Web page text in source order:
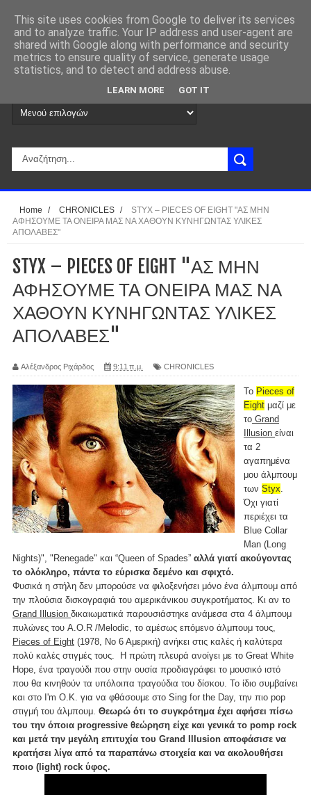
Home / CHRONICLES /
STYX – PIECES OF EIGHT "ΑΣ ΜΗΝ
ΑΦΗΣΟΥΜΕ ΤΑ ΟΝΕΙΡΑ ΜΑΣ ΝΑ ΧΑΘΟΥΝ ΚΥΝΗΓΩΝΤΑΣ ΥΛΙΚΕΣ
ΑΠΟΛΑΒΕΣ"
STYX – PIECES OF EIGHT "ΑΣ ΜΗΝ
ΑΦΗΣΟΥΜΕ ΤΑ ΟΝΕΙΡΑ ΜΑΣ ΝΑ
ΧΑΘΟΥΝ ΚΥΝΗΓΩΝΤΑΣ ΥΛΙΚΕΣ
ΑΠΟΛΑΒΕΣ"
Αλέξανδρος Ριχάρδος 9:11 π.μ. CHRONICLES
To Pieces of
Eight μαζί με
το Grand
Illusion είναι
τα 2
αγαπημένα
μου άλμπουμ
των Styx
Όχι γιατί
περιέχει τα
Blue Collar
Man (Long
Nights)", "Renegade" και “Queen of Spades” αλλά γιατί ακούγοντας
το ολόκληρο, πάντα το εύρισκα δεμένο και σφιχτό.
Φυσικά η στήλη δεν μπορούσε να φιλοξενήσει μόνο ένα άλμπουμ από
την πλούσια δισκογραφιά του αμερικάνικου συγκροτήματος. Κι αν το
Grand Illusion δικαιωματικά παρουσιάστηκε ανάμεσα στα 4 άλμπουμ
πυλώνες του A.O.R /Melodic, το αμέσως επόμενο άλμπουμ τους,
Pieces of Eight (1978, Νο 6 Αμερική) ανήκει στις καλές ή καλύτερα
πολύ καλές στιγμές τους. Η πρώτη πλευρά ανοίγει με το Great White
Hope, ένα τραγούδι που στην ουσία προδιαγράφει το μουσικό ιστό
που θα κινηθούν τα υπόλοιπα τραγούδια του δίσκου. Το ίδιο συμβαίνει
και στο I'm O.K. για να φθάσουμε στο Sing for the Day, την πιο pop
στιγμή του άλμπουμ. Θεωρώ ότι το συγκρότημα έχει αφήσει πίσω
του την όποια progressive θεώρηση είχε και γενικά το pomp rock
και μετά την μεγάλη επιτυχία του Grand Illusion αποφάσισε να
κρατήσει λίγα από τα παραπάνω στοιχεία και να ακολουθήσει
ποιο (light) rock ύφος.
This site uses cookies from Google to deliver its services
and to analyze traffic. Your IP address and user-agent are
shared with Google along with performance and security
metrics to ensure quality of service, generate usage
statistics, and to detect and address abuse.
LEARN MORE GOT IT